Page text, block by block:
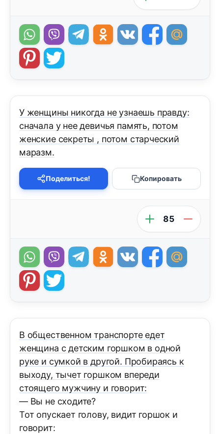
У женщины никогда не узнаешь правду:
сначала у нее девичья память, потом
женские секреты , потом старческий
маразм.
Поделиться! Копировать
85
В общественном транспорте едет
женщина с детским горшком в одной
руке и сумкой в другой. Пробираясь к
выходу, тычет горшком впереди
стоящего мужчину и говорит:
— Вы не сходите?
Тот опускает голову, видит горшок и
говорит: